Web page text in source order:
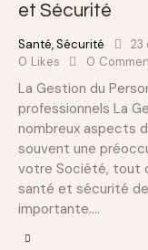
et Sécurité
Santé,Sécurité 23
0 Likes 0
La Gestion du
professionnels La
nombreux aspects
souvent une
votre Société, tout
santé et sécurité
importante.…